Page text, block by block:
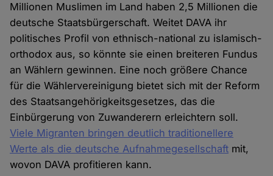
Millionen Muslimen im Land haben 2,5 Millionen die
deutsche Staatsbürgerschaft. Weitet DAVA ihr
politisches Profil von ethnisch-national zu islamisch-
orthodox aus, so könnte sie einen breiteren Fundus
an Wählern gewinnen. Eine noch größere Chance
für die Wählervereinigung bietet sich mit der Reform
des Staatsangehörigkeitsgesetzes, das die
Einbürgerung von Zuwanderern erleichtern soll.
Viele Migranten bringen deutlich traditionellere
Werte als die deutsche Aufnahmegesellschaft mit,
wovon DAVA profitieren kann.